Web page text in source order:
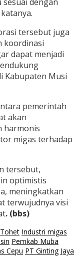
tersebut juga
koordinasi
dapat menjadi
Kabupaten Musi
pemerintah
akan
harmonis
migas terhadap
tersebut,
optimistis
meningkatkan
terwujudnya visi
. (bbs)
Industri migas
Pemkab Muba
Cepu PT Ginting Jaya